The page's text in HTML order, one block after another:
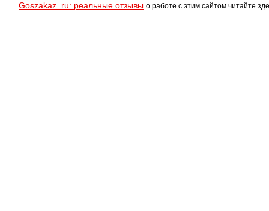
Goszakaz. ru: реальные отзывы о работе с этим сайтом читайте